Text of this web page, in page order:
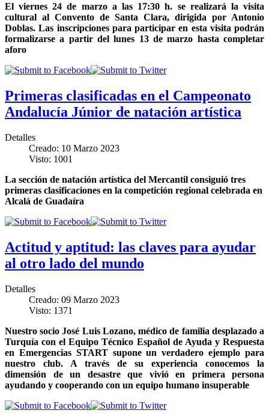
El viernes 24 de marzo a las 17:30 h. se realizará la visita
cultural al Convento de Santa Clara, dirigida por Antonio
Doblas.Las inscripciones para participar en esta visita podrán
formalizarse a partir del lunes 13 de marzo hasta completar
aforo
Primeras clasificadas en el Campeonato
Andalucía Júnior de natación artística
Detalles
Creado: 10 Marzo 2023
Visto: 1001
La sección de natación artística del Mercantil consiguió tres
primeras clasificaciones en la competición regional celebrada en
Alcalá de Guadaíra
Actitud y aptitud: las claves para ayudar
al otro lado del mundo
Detalles
Creado: 09 Marzo 2023
Visto: 1371
Nuestro socio José Luis Lozano, médico de familia desplazado a
Turquía con elEquipo Técnico Español de Ayuda y Respuesta
en Emergencias STARTsupone un verdadero ejemplo para
nuestro club. A través de su experiencia conocemos la
dimensión de un desastre que vivió en primera persona
ayudando y cooperando con un equipo humano insuperable